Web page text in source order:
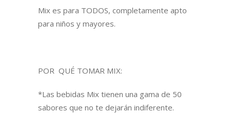
Mix es para TODOS, completamente apto
para niños y mayores.
POR QUÉ TOMAR MIX:
*Las bebidas Mix tienen una gama de 50
sabores que no te dejarán indiferente.